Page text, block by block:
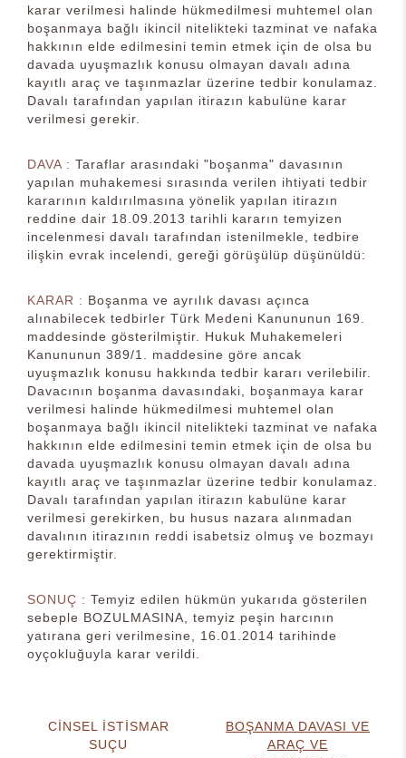
karar verilmesi halinde hükmedilmesi muhtemel olan
boşanmaya bağlı ikincil nitelikteki tazminat ve nafaka
hakkının elde edilmesini temin etmek için de olsa bu
davada uyuşmazlık konusu olmayan davalı adına
kayıtlı araç ve taşınmazlar üzerine tedbir konulamaz.
Davalı tarafından yapılan itirazın kabulüne karar
verilmesi gerekir.
DAVA : Taraflar arasındaki "boşanma" davasının
yapılan muhakemesi sırasında verilen ihtiyati tedbir
kararının kaldırılmasına yönelik yapılan itirazın
reddine dair 18.09.2013 tarihli kararın temyizen
incelenmesi davalı tarafından istenilmekle, tedbire
ilişkin evrak incelendi, gereği görüşülüp düşünüldü:
KARAR : Boşanma ve ayrılık davası açınca
alınabilecek tedbirler Türk Medeni Kanununun 169.
maddesinde gösterilmiştir. Hukuk Muhakemeleri
Kanununun 389/1. maddesine göre ancak
uyuşmazlık konusu hakkında tedbir kararı verilebilir.
Davacının boşanma davasındaki, boşanmaya karar
verilmesi halinde hükmedilmesi muhtemel olan
boşanmaya bağlı ikincil nitelikteki tazminat ve nafaka
hakkının elde edilmesini temin etmek için de olsa bu
davada uyuşmazlık konusu olmayan davalı adına
kayıtlı araç ve taşınmazlar üzerine tedbir konulamaz.
Davalı tarafından yapılan itirazın kabulüne karar
verilmesi gerekirken, bu husus nazara alınmadan
davalının itirazının reddi isabetsiz olmuş ve bozmayı
gerektirmiştir.
SONUÇ : Temyiz edilen hükmün yukarıda gösterilen
sebeple BOZULMASINA, temyiz peşin harcının
yatırana geri verilmesine, 16.01.2014 tarihinde
oyçokluğuyla karar verildi.
CİNSEL İSTİSMAR
SUÇU
BOŞANMA DAVASI VE
ARAÇ VE